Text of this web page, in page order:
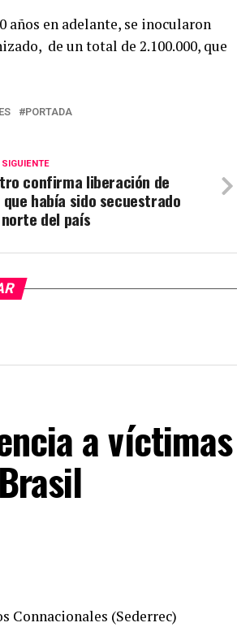
años en adelante, se inocularon
de un total de 2.100.000, que
PORTADA
confirma liberación de
que había sido secuestrado
del país
a víctimas
Connacionales (Sederrec)